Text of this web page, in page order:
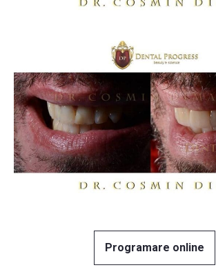
Programare online